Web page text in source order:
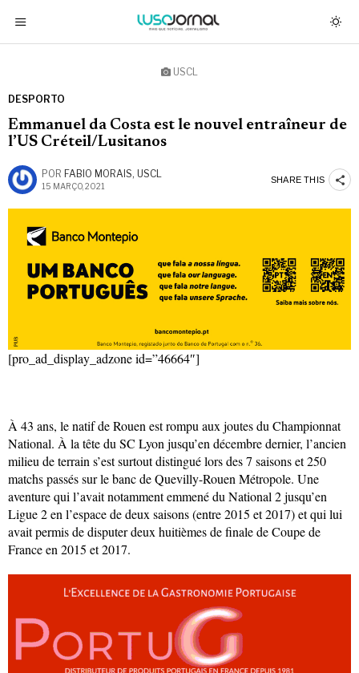
USCL
DESPORTO
Emmanuel da Costa est le nouvel entraîneur de
l’US Créteil/Lusitanos
POR FABIO MORAIS, USCL
15 MARÇO, 2021
SHARE THIS
[pro_ad_display_adzone id=”46664″]
À 43 ans, le natif de Rouen est rompu aux joutes du Championnat
National. À la tête du SC Lyon jusqu’en décembre dernier, l’ancien
milieu de terrain s’est surtout distingué lors des 7 saisons et 250
matchs passés sur le banc de Quevilly-Rouen Métropole. Une
aventure qui l’avait notamment emmené du National 2 jusqu’en
Ligue 2 en l’espace de deux saisons (entre 2015 et 2017) et qui lui
avait permis de disputer deux huitièmes de finale de Coupe de
France en 2015 et 2017.